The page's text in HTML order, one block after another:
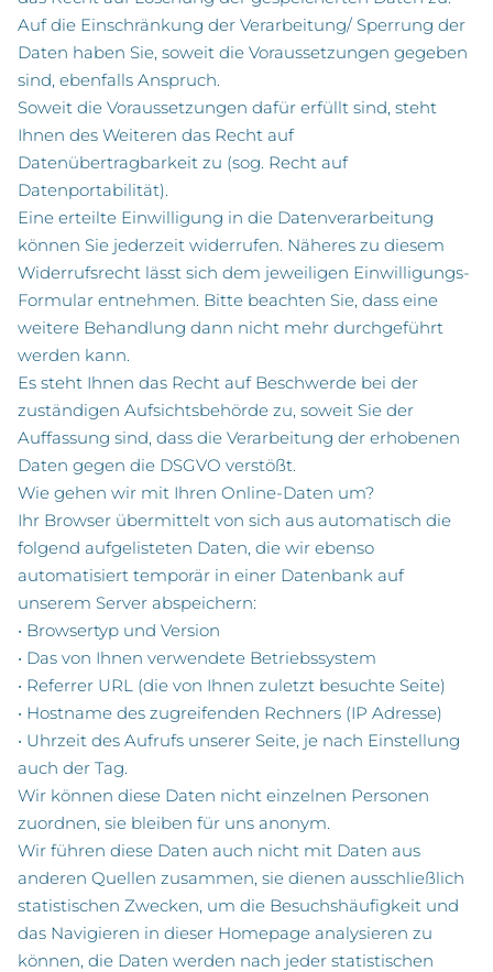
Auf die Einschränkung der Verarbeitung/ Sperrung der
Daten haben Sie, soweit die Voraussetzungen gegeben
sind, ebenfalls Anspruch.
Soweit die Voraussetzungen dafür erfüllt sind, steht
Ihnen des Weiteren das Recht auf
Datenübertragbarkeit zu (sog. Recht auf
Datenportabilität).
Eine erteilte Einwilligung in die Datenverarbeitung
können Sie jederzeit widerrufen. Näheres zu diesem
Widerrufsrecht lässt sich dem jeweiligen Einwilligungs-
Formular entnehmen. Bitte beachten Sie, dass eine
weitere Behandlung dann nicht mehr durchgeführt
werden kann.
Es steht Ihnen das Recht auf Beschwerde bei der
zuständigen Aufsichtsbehörde zu, soweit Sie der
Auffassung sind, dass die Verarbeitung der erhobenen
Daten gegen die DSGVO verstößt.
Wie gehen wir mit Ihren Online-Daten um?
Ihr Browser übermittelt von sich aus automatisch die
folgend aufgelisteten Daten, die wir ebenso
automatisiert temporär in einer Datenbank auf
unserem Server abspeichern:
• Browsertyp und Version
• Das von Ihnen verwendete Betriebssystem
• Referrer URL (die von Ihnen zuletzt besuchte Seite)
• Hostname des zugreifenden Rechners (IP Adresse)
• Uhrzeit des Aufrufs unserer Seite, je nach Einstellung
auch der Tag.
Wir können diese Daten nicht einzelnen Personen
zuordnen, sie bleiben für uns anonym.
Wir führen diese Daten auch nicht mit Daten aus
anderen Quellen zusammen, sie dienen ausschließlich
statistischen Zwecken, um die Besuchshäufigkeit und
das Navigieren in dieser Homepage analysieren zu
können, die Daten werden nach jeder statistischen